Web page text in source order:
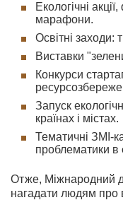
Екологічні
марафони.
Освітні заходи:
Виставки
Конкурси
Запуск
країнах і містах.
Тематичні ЗМІ-
проблематики
Отже, Міжнародний
нагадати людям про